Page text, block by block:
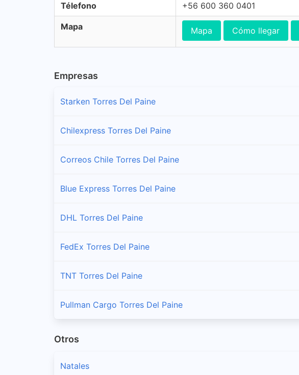
Télefono +56 600 360 0401
Mapa Mapa Cómo llegar
Empresas
Starken Torres Del Paine
Chilexpress Torres Del Paine
Correos Chile Torres Del Paine
Blue Express Torres Del Paine
DHL Torres Del Paine
FedEx Torres Del Paine
TNT Torres Del Paine
Pullman Cargo Torres Del Paine
Otros
Natales